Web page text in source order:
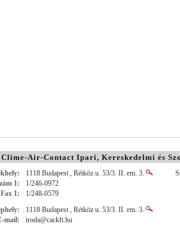
Clime-Air-Contact Ipari, Kereskedelmi és
1118 Budapest , Rétköz u. 53/3. II. em. 3.
1:
1/246-0972
Fax 1:
1/248-0579
1118 Budapest , Rétköz u. 53/3. II. em. 3.
mail:
iroda@cackft.hu